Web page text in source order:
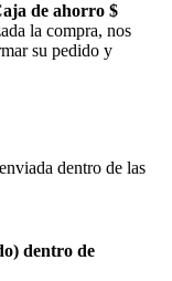
de ahorro $
la compra, nos
su pedido y
dentro de las
dentro de